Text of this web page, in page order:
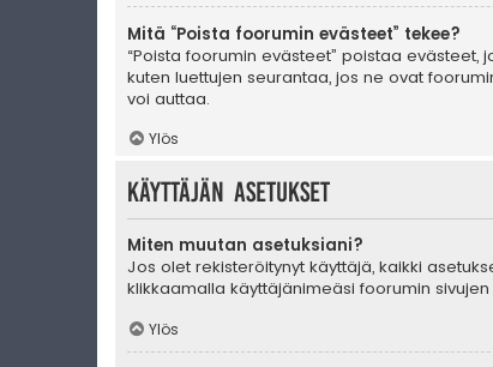
Mitä “Poista foorumin evästeet” tekee?
“Poista foorumin evästeet” poistaa evästeet,
kuten luettujen seurantaa, jos ne ovat
voi auttaa.
Ylös
Käyttäjän asetukset
Miten muutan asetuksiani?
Jos olet rekisteröitynyt käyttäjä, kaikki
klikkaamalla käyttäjänimeäsi foorumin
Ylös